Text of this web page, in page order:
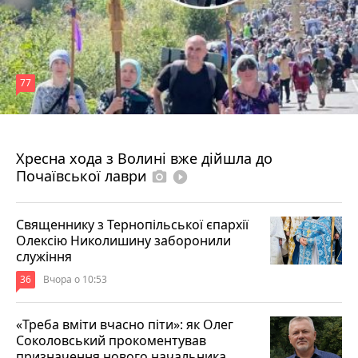
Хресна хода з Волині вже дійшла до
Почаївської лаври photo_camera play_circle_filled
77
Священнику з Тернопільської єпархії
Олексію Николишину заборонили
служіння
36 Вчора о 10:53
«Треба вміти вчасно піти»: як Олег
Соколовський прокоментував